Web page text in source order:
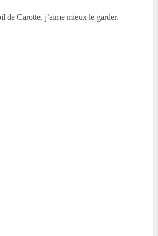
de Carotte, j’aime mieux le garder.